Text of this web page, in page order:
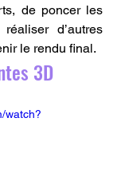
de poncer les
d’autres
le rendu final.
3D
watch?